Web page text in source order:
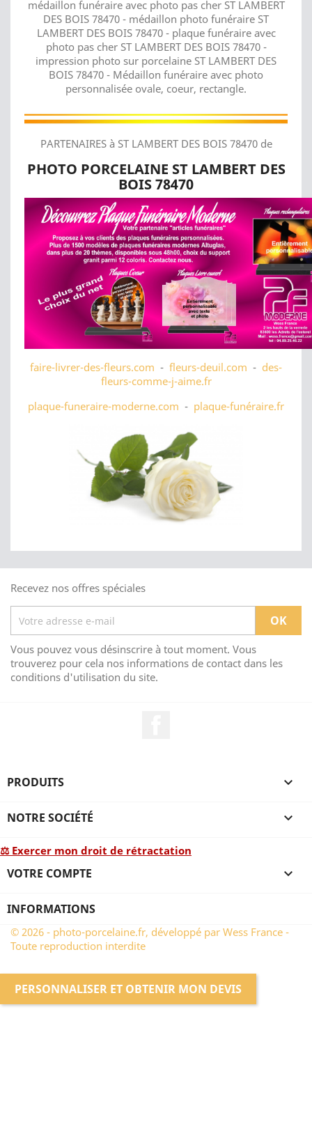
médaillon funéraire avec photo pas cher ST LAMBERT
DES BOIS 78470 - médaillon photo funéraire ST
LAMBERT DES BOIS 78470 - plaque funéraire avec
photo pas cher ST LAMBERT DES BOIS 78470 -
impression photo sur porcelaine ST LAMBERT DES
BOIS 78470 - Médaillon funéraire avec photo
personnalisée ovale, coeur, rectangle.
PARTENAIRES à ST LAMBERT DES BOIS 78470 de
PHOTO PORCELAINE ST LAMBERT DES
BOIS 78470
faire-livrer-des-fleurs.com - fleurs-deuil.com - des-
fleurs-comme-j-aime.fr
plaque-funeraire-moderne.com - plaque-funéraire.fr
Recevez nos offres spéciales
Vous pouvez vous désinscrire à tout moment. Vous
trouverez pour cela nos informations de contact dans les
conditions d'utilisation du site.
PRODUITS 
NOTRE SOCIÉTÉ 
⚖ Exercer mon droit de rétractation
VOTRE COMPTE 
INFORMATIONS
© 2026 - photo-porcelaine.fr, développé par Wess France -
Toute reproduction interdite
PERSONNALISER ET OBTENIR MON DEVIS